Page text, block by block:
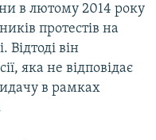
в лютому 2014 року
протестів на
Відтоді він
яка не відповідає
в рамках